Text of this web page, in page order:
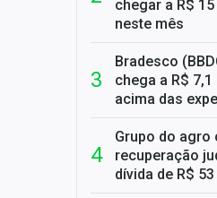
chegar a R$
neste mês
Bradesco
chega a R$
acima das
Grupo do agro
recuperação
dívida de R$